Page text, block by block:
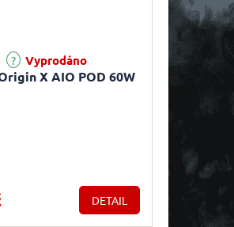
X AIO POD 60W
Vyprodáno
DETAIL